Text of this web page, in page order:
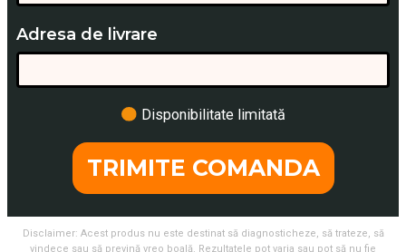
Adresa de livrare
Disponibilitate limitată
TRIMITE COMANDA
Disclaimer: Acest produs nu este destinat să diagnosticheze, să trateze, să
vindece sau să prevină vreo boală. Rezultatele pot varia sau pot să nu fie